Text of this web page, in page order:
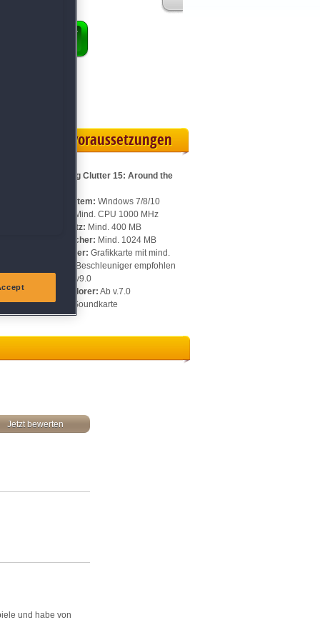
Systemvoraussetzungen
Für Shopping Clutter 15: Around the
Betriebssystem: Windows 7/8/10
Mind. CPU 1000 MHz
Speicherplatz: Mind. 400 MB
Arbeitsspeicher: Mind. 1024 MB
Videospeicher: Grafikkarte mit mind.
128 MB, 3D-Beschleuniger empfohlen
Ab v9.0
Internet Explorer: Ab v.7.0
Sonstiges:
Soundkarte
Jetzt bewerten
und habe von